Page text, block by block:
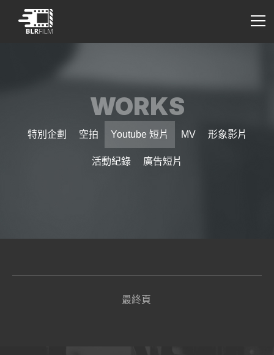
WORKS
特別企劃 空拍 Youtube 短片 MV 形象影片
活動紀錄 廣告短片
最終頁